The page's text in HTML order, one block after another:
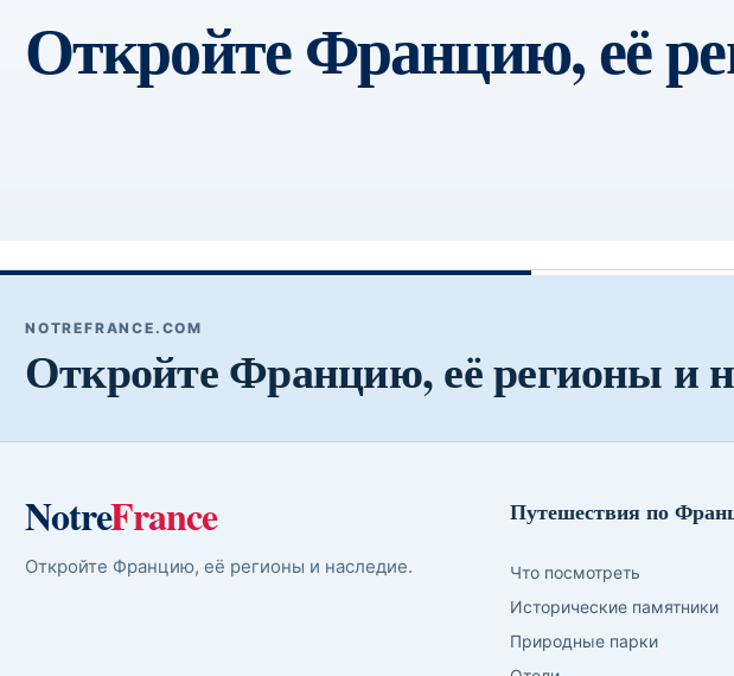
Откройте Францию, её
NOTREFRANCE.COM
Откройте Францию, её регионы и
NotreFrance
Откройте Францию, её регионы и наследие.
Путешествия по
Что посмотреть
Исторические памятники
Природные парки